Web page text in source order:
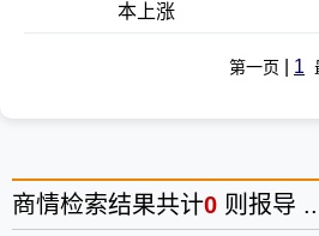
本上涨
第一页 1
商情检索结果共计0 则报导